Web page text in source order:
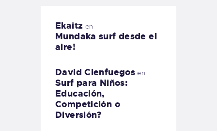
Ekaitz en
Mundaka surf desde el
aire!
David Cienfuegos en
Surf para Niños:
Educación,
Competición o
Diversión?